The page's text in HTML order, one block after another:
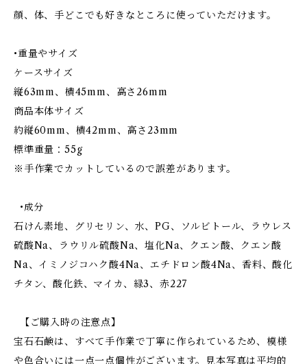
顔、体、手どこでも好きなところに使っていただけます。
•重量やサイズ
ケースサイズ
縦63mm、横45mm、高さ26mm
商品本体サイズ
約縦60mm、横42mm、高さ23mm
標準重量：55g
※手作業でカットしているので誤差があります。
•成分
石けん素地、グリセリン、水、PG、ソルビトール、ラウレス
硫酸Na、ラウリル硫酸Na、塩化Na、クエン酸、クエン酸
Na、イミノジコハク酸4Na、エチドロン酸4Na、香料、酸化
チタン、酸化鉄、マイカ、緑3、赤227
【ご購入時の注意点】
宝石石鹸は、すべて手作業で丁寧に作られているため、模様
や色合いには一点一点個性がございます。見本写真は平均的